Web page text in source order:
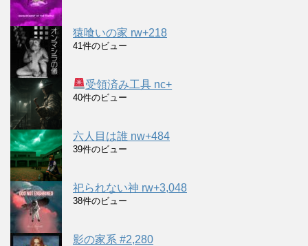
猿喰いの家 rw+218
41件のビュー
受領済み工具 nc+
40件のビュー
六人目は誰 nw+484
39件のビュー
祀られない神 rw+3,048
38件のビュー
影の家系 #2,280